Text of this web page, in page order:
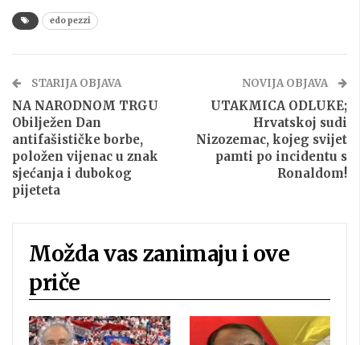
edo pezzi
STARIJA OBJAVA
NA NARODNOM TRGU
Obilježen Dan
antifašističke borbe,
položen vijenac u znak
sjećanja i dubokog
pijeteta
NOVIJA OBJAVA
UTAKMICA ODLUKE;
Hrvatskoj sudi
Nizozemac, kojeg svijet
pamti po incidentu s
Ronaldom!
Možda vas zanimaju i ove
priče